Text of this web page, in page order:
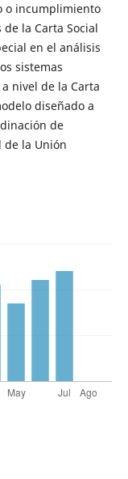
o incumplimiento
la Carta Social
en el análisis
sistemas
nivel de la Carta
diseñado a
de
de la Unión